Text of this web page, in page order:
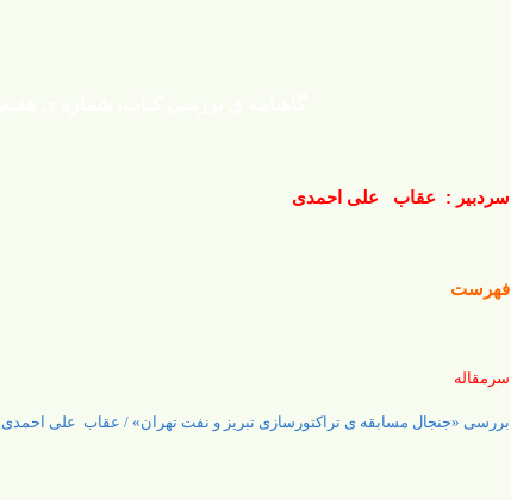
سردبیر : عقاب علی احمدی
فهرست
سرمقاله
بررسی «جنجال مسابقه ی تراکتورسازی تبریز و نفت تهران» / عقاب علی احمدی